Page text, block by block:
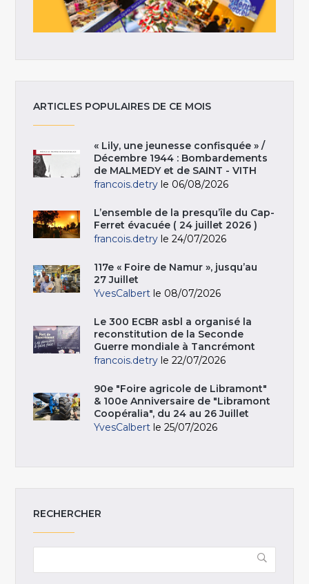
ARTICLES POPULAIRES DE CE MOIS
« Lily, une jeunesse confisquée » /
Décembre 1944 : Bombardements
de MALMEDY et de SAINT - VITH
francois.detry le 06/08/2026
L’ensemble de la presqu’île du Cap-
Ferret évacuée ( 24 juillet 2026 )
francois.detry le 24/07/2026
117e « Foire de Namur », jusqu’au
27 Juillet
YvesCalbert le 08/07/2026
Le 300 ECBR asbl a organisé la
reconstitution de la Seconde
Guerre mondiale à Tancrémont
francois.detry le 22/07/2026
90e "Foire agricole de Libramont"
& 100e Anniversaire de "Libramont
Coopéralia", du 24 au 26 Juillet
YvesCalbert le 25/07/2026
RECHERCHER